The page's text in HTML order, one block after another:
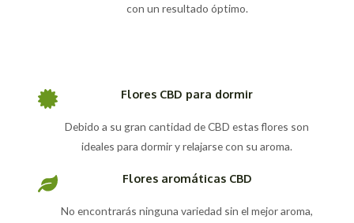
con un resultado óptimo.
Flores CBD para dormir
Debido a su gran cantidad de CBD estas flores son
ideales para dormir y relajarse con su aroma.
Flores aromáticas CBD
No encontrarás ninguna variedad sin el mejor aroma,